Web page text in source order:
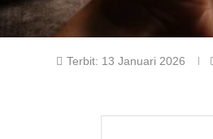
Terbit: 13 Januari 2026